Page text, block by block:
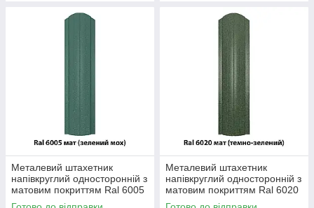
Металевий штахетник
напівкруглий односторонній з
матовим покриттям Ral 6005
мат (зелений мох)
Металевий штахетник
напівкруглий односторонній з
матовим покриттям Ral 6020
мат (темно-зелений)